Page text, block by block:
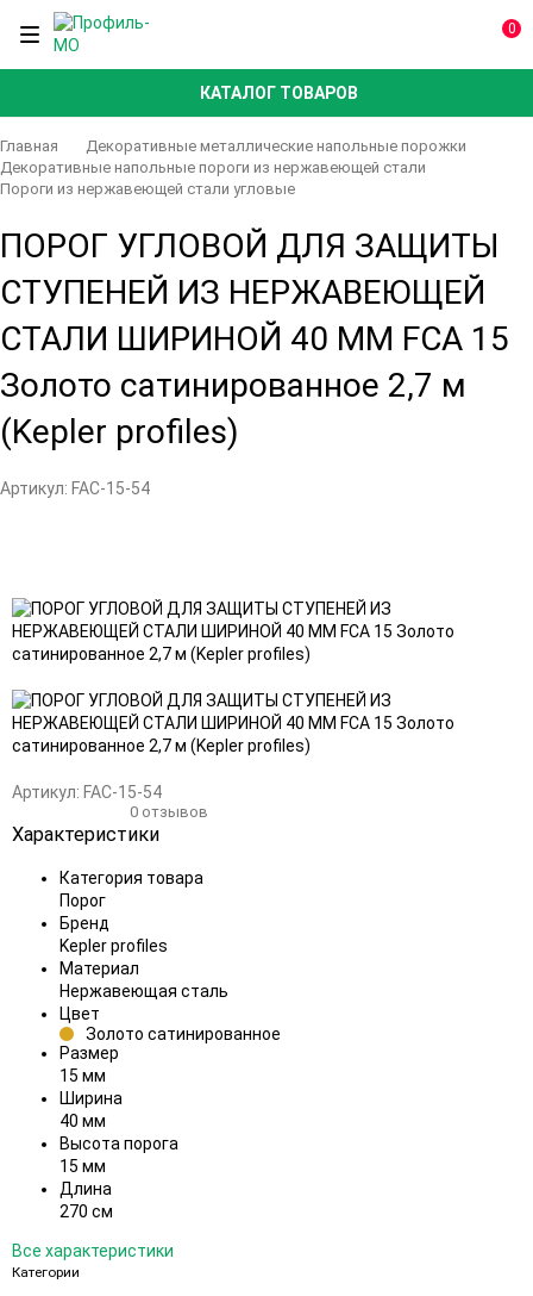
КАТАЛОГ ТОВАРОВ
0
Главная
Декоративные металлические напольные порожки
Декоративные напольные пороги из нержавеющей стали
Пороги из нержавеющей стали угловые
ПОРОГ УГЛОВОЙ ДЛЯ ЗАЩИТЫ
СТУПЕНЕЙ ИЗ НЕРЖАВЕЮЩЕЙ
СТАЛИ ШИРИНОЙ 40 ММ FCA 15
Золото сатинированное 2,7 м
(Kepler profiles)
Артикул: FAC-15-54
в
избранное
к
сравнению
Артикул: FAC-15-54
0 отзывов
Характеристики
Категория товара
Порог
Бренд
Kepler profiles
Материал
Нержавеющая сталь
Цвет
Золото сатинированное
Размер
15 мм
Ширина
40 мм
Высота порога
15 мм
Длина
270 см
Все характеристики
Категории